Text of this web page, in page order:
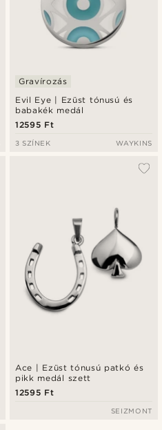
Evil Eye | Ezüst tónusú és
babakék medál
Gravírozás
12595 Ft
3 SZÍNEK WAYKINS
Ace | Ezüst tónusú patkó és
pikk medál szett
12595 Ft
SEIZMONT